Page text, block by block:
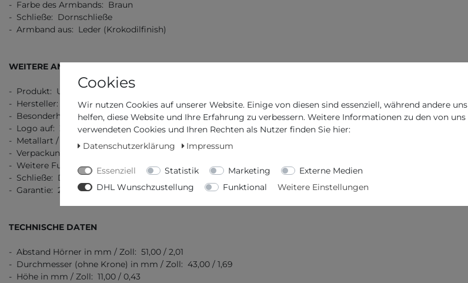
- Farbe des Armbands: Braun
- Schließe: Dornschließe
- Armband aus: Leder (Krokodilfinish)
WEITERE ANGABEN
- Produkt: Uhr
- Hersteller: MeisterSinger
- Besonderheit: Zeitloses Design
- Logo auf: Ziffernblatt, Krone, Boden, Schließe, Armband
- Metallart / Stempel: Edelstahl 316L
- Verpackung: Originalverpackung (in Buchform) mit Dokumenten
- Weitere Funktionen: -
- Schließe: Dornschließe
- Garantie: 2 Jahre Garantie
TECHNISCHE DATEN
- Abstand Hörner in mm / Zoll: 51,00 / 2,01
- Durchmesser (ohne Krone) in mm / Zoll: 43,00 / 1,69
- Höhe in mm / Zoll: 11,00 / 0,43
Cookies
Wir nutzen Cookies auf unserer Website. Einige von diesen sind essenziell, während andere uns
helfen, diese Website und Ihre Erfahrung zu verbessern. Weitere Informationen zu den von uns
verwendeten Cookies und Ihren Rechten als Nutzer finden Sie hier:
Datenschutzerklärung
Impressum
Essenziell Statistik Marketing
Externe Medien
DHL Wunschzustellung
Funktional Weitere Einstellungen